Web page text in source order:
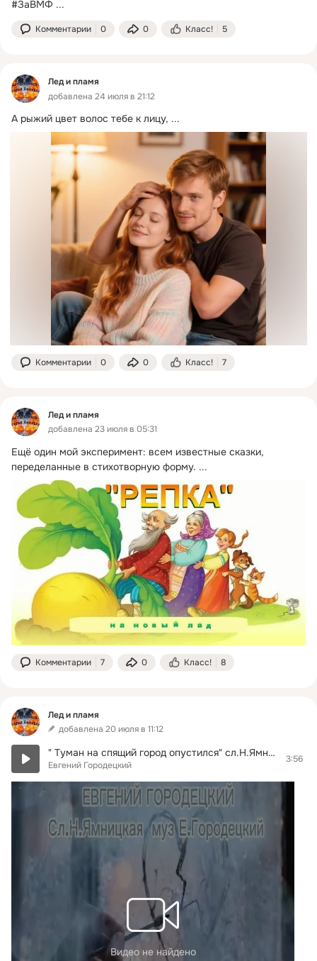
#ЗаВМФ ...
Комментарии 0 0 Класс! 5
Лед и пламя
добавлена 24 июля в 21:12
А рыжий цвет волос тебе к лицу, ...
Комментарии 0 0 Класс! 7
Лед и пламя
добавлена 23 июля в 05:31
Ещё один мой эксперимент: всем известные сказки,
переделанные в стихотворную форму. ...
Комментарии 7 0 Класс! 8
Лед и пламя
добавлена 20 июля в 11:12
" Туман на спящий город опустился" сл.Н.Ямницкая; муз Е. Городецкий
Евгений Городецкий
3:56
Видео не найдено